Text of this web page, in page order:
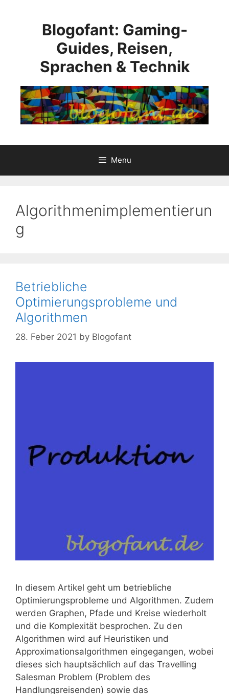
Blogofant: Gaming-
Guides, Reisen,
Sprachen & Technik
Menu
Algorithmenimplementierun
g
Betriebliche
Optimierungsprobleme und
Algorithmen
28. Feber 2021 by Blogofant
In diesem Artikel geht um betriebliche
Optimierungsprobleme und Algorithmen. Zudem
werden Graphen, Pfade und Kreise wiederholt
und die Komplexität besprochen. Zu den
Algorithmen wird auf Heuristiken und
Approximationsalgorithmen eingegangen, wobei
dieses sich hauptsächlich auf das Travelling
Salesman Problem (Problem des
Handlungsreisenden) sowie das